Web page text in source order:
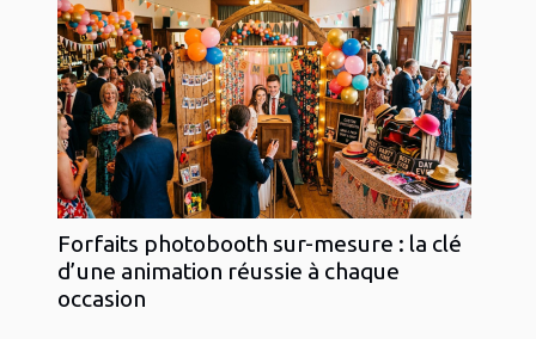
Forfaits photobooth sur-mesure : la clé
d’une animation réussie à chaque
occasion